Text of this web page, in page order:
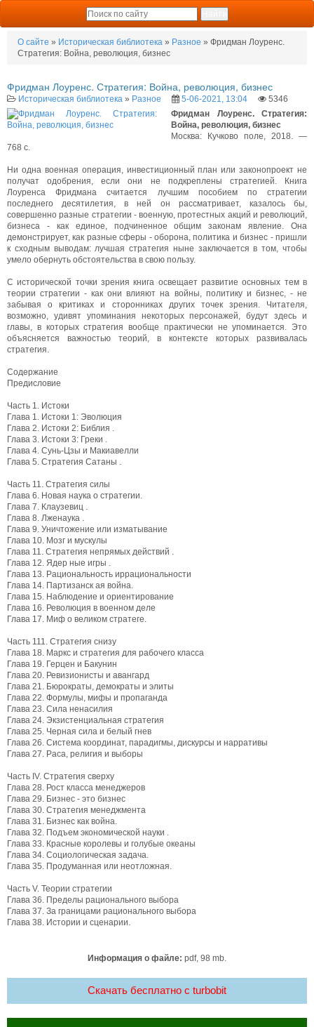
О сайте » Историческая библиотека » Разное » Фридман Лоуренс.
Стратегия: Война, революция, бизнес
Фридман Лоуренс. Стратегия: Война, революция, бизнес
Историческая библиотека » Разное 5-06-2021, 13:04
5346
Фридман Лоуренс. Стратегия:
Война, революция, бизнес
Москва: Кучково поле, 2018. —
768 с.
Ни одна военная операция, инвестиционный план или законопроект не
получат одобрения, если они не подкреплены стратегией. Книга
Лоуренса Фридмана считается лучшим пособием по стратегии
последнего десятилетия, в ней он рассматривает, казалось бы,
совершенно разные стратегии - военную, протестных акций и революций,
бизнеса - как единое, подчиненное общим законам явление. Она
демонстрирует, как разные сферы - оборона, политика и бизнес - пришли
к сходным выводам: лучшая стратегия ныне заключается в том, чтобы
умело обернуть обстоятельства в свою пользу.
С исторической точки зрения книга освещает развитие основных тем в
теории стратегии - как они влияют на войны, политику и бизнес, - не
забывая о критиках и сторонниках других точек зрения. Читателя,
возможно, удивят упоминания некоторых персонажей, будут здесь и
главы, в которых стратегия вообще практически не упоминается. Это
объясняется важностью теорий, в контексте которых развивалась
стратегия.
Содержание
Предисловие
Часть 1. Истоки
Глава 1. Истоки 1: Эволюция
Глава 2. Истоки 2: Библия .
Глава 3. Истоки 3: Греки .
Глава 4. Сунь-Цзы и Макиавелли
Глава 5. Стратегия Сатаны .
Часть 11. Стратегия силы
Глава 6. Новая наука о стратегии.
Глава 7. Клаузевиц .
Глава 8. Лженаука .
Глава 9. Уничтожение или изматывание
Глава 10. Мозг и мускулы
Глава 11. Стратегия непрямых действий .
Глава 12. Ядер ные игры .
Глава 13. Рациональность иррациональности
Глава 14. Партизанск ая война.
Глава 15. Наблюдение и ориентирование
Глава 16. Революция в военном деле
Глава 17. Миф о великом стратеге.
Часть 111. Стратегия снизу
Глава 18. Маркс и стратегия для рабочего класса
Глава 19. Герцен и Бакунин
Глава 20. Ревизионисты и авангард
Глава 21. Бюрократы, демократы и элиты
Глава 22. Формулы, мифы и пропаганда
Глава 23. Сила ненасилия
Глава 24. Экзистенциальная стратегия
Глава 25. Черная сила и белый гнев
Глава 26. Система координат, парадигмы, дискурсы и нарративы
Глава 27. Раса, религия и выборы
Часть IV. Стратегия сверху
Глава 28. Рост класса менеджеров
Глава 29. Бизнес - это бизнес
Глава 30. Стратегия менеджмента
Глава 31. Бизнес как война.
Глава 32. Подъем экономической науки .
Глава 33. Красные королевы и голубые океаны
Глава 34. Социологическая задача.
Глава 35. Продуманная или неотложная.
Часть V. Теории стратегии
Глава 36. Пределы рационального выбора
Глава 37. За границами рационального выбора
Глава 38. Истории и сценарии.
Информация о файле: pdf, 98 mb.
Скачать бесплатно c turbobit